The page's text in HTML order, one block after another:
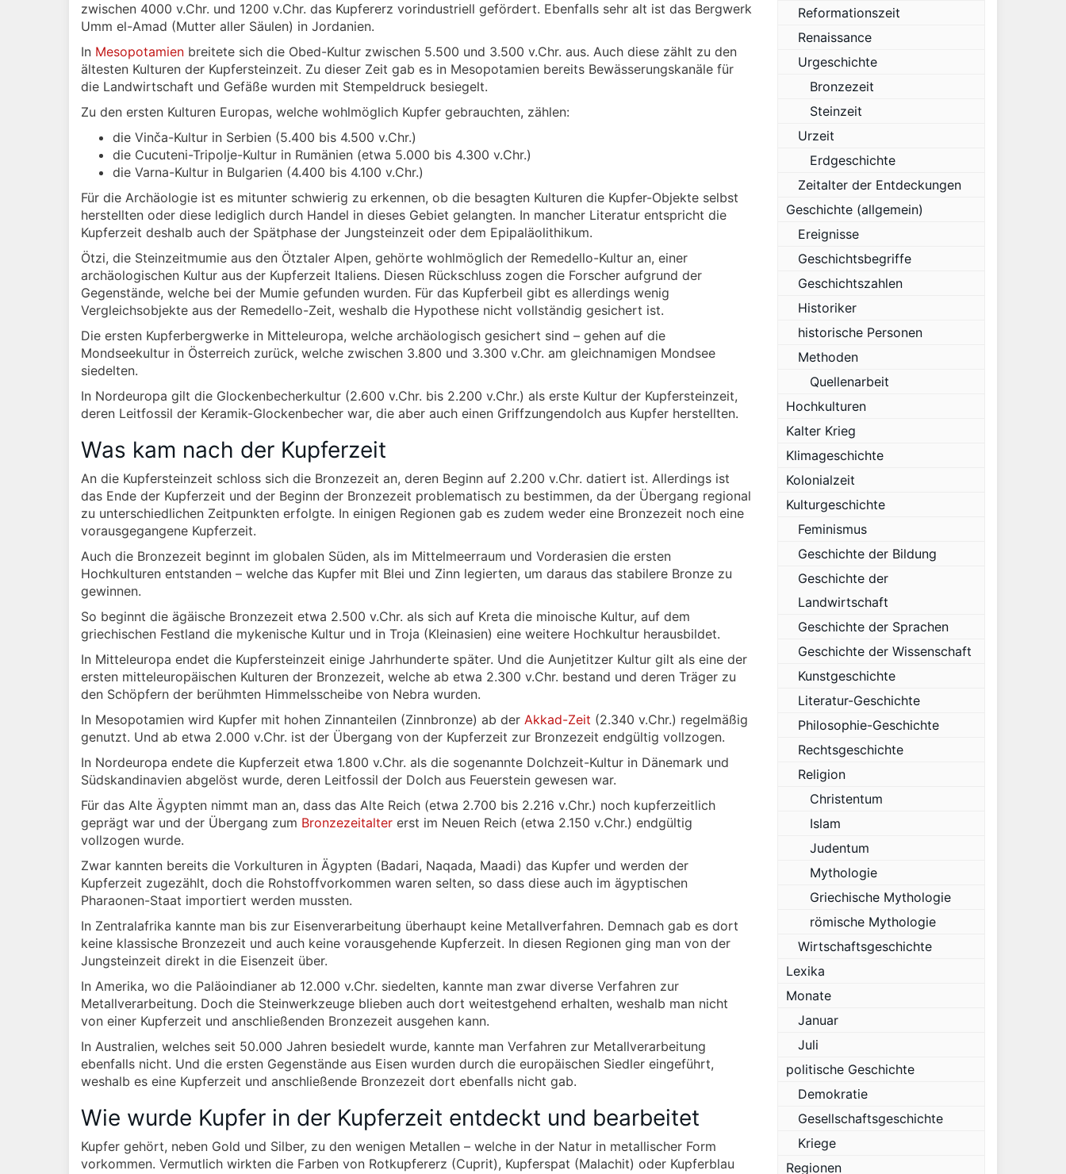
zwischen 4000 v.Chr. und 1200 v.Chr. das Kupfererz vorindustriell gefördert. Ebenfalls sehr alt ist das Bergwerk
Umm el-Amad (Mutter aller Säulen) in Jordanien.
In Mesopotamien breitete sich die Obed-Kultur zwischen 5.500 und 3.500 v.Chr. aus. Auch diese zählt zu den
ältesten Kulturen der Kupfersteinzeit. Zu dieser Zeit gab es in Mesopotamien bereits Bewässerungskanäle für
die Landwirtschaft und Gefäße wurden mit Stempeldruck besiegelt.
Zu den ersten Kulturen Europas, welche wohlmöglich Kupfer gebrauchten, zählen:
die Vinča-Kultur in Serbien (5.400 bis 4.500 v.Chr.)
die Cucuteni-Tripolje-Kultur in Rumänien (etwa 5.000 bis 4.300 v.Chr.)
die Varna-Kultur in Bulgarien (4.400 bis 4.100 v.Chr.)
Für die Archäologie ist es mitunter schwierig zu erkennen, ob die besagten Kulturen die Kupfer-Objekte selbst
herstellten oder diese lediglich durch Handel in dieses Gebiet gelangten. In mancher Literatur entspricht die
Kupferzeit deshalb auch der Spätphase der Jungsteinzeit oder dem Epipaläolithikum.
Ötzi, die Steinzeitmumie aus den Ötztaler Alpen, gehörte wohlmöglich der Remedello-Kultur an, einer
archäologischen Kultur aus der Kupferzeit Italiens. Diesen Rückschluss zogen die Forscher aufgrund der
Gegenstände, welche bei der Mumie gefunden wurden. Für das Kupferbeil gibt es allerdings wenig
Vergleichsobjekte aus der Remedello-Zeit, weshalb die Hypothese nicht vollständig gesichert ist.
Die ersten Kupferbergwerke in Mitteleuropa, welche archäologisch gesichert sind – gehen auf die
Mondseekultur in Österreich zurück, welche zwischen 3.800 und 3.300 v.Chr. am gleichnamigen Mondsee
siedelten.
In Nordeuropa gilt die Glockenbecherkultur (2.600 v.Chr. bis 2.200 v.Chr.) als erste Kultur der Kupfersteinzeit,
deren Leitfossil der Keramik-Glockenbecher war, die aber auch einen Griffzungendolch aus Kupfer herstellten.
Was kam nach der Kupferzeit
An die Kupfersteinzeit schloss sich die Bronzezeit an, deren Beginn auf 2.200 v.Chr. datiert ist. Allerdings ist
das Ende der Kupferzeit und der Beginn der Bronzezeit problematisch zu bestimmen, da der Übergang regional
zu unterschiedlichen Zeitpunkten erfolgte. In einigen Regionen gab es zudem weder eine Bronzezeit noch eine
vorausgegangene Kupferzeit.
Auch die Bronzezeit beginnt im globalen Süden, als im Mittelmeerraum und Vorderasien die ersten
Hochkulturen entstanden – welche das Kupfer mit Blei und Zinn legierten, um daraus das stabilere Bronze zu
gewinnen.
So beginnt die ägäische Bronzezeit etwa 2.500 v.Chr. als sich auf Kreta die minoische Kultur, auf dem
griechischen Festland die mykenische Kultur und in Troja (Kleinasien) eine weitere Hochkultur herausbildet.
In Mitteleuropa endet die Kupfersteinzeit einige Jahrhunderte später. Und die Aunjetitzer Kultur gilt als eine der
ersten mitteleuropäischen Kulturen der Bronzezeit, welche ab etwa 2.300 v.Chr. bestand und deren Träger zu
den Schöpfern der berühmten Himmelsscheibe von Nebra wurden.
In Mesopotamien wird Kupfer mit hohen Zinnanteilen (Zinnbronze) ab der Akkad-Zeit (2.340 v.Chr.) regelmäßig
genutzt. Und ab etwa 2.000 v.Chr. ist der Übergang von der Kupferzeit zur Bronzezeit endgültig vollzogen.
In Nordeuropa endete die Kupferzeit etwa 1.800 v.Chr. als die sogenannte Dolchzeit-Kultur in Dänemark und
Südskandinavien abgelöst wurde, deren Leitfossil der Dolch aus Feuerstein gewesen war.
Für das Alte Ägypten nimmt man an, dass das Alte Reich (etwa 2.700 bis 2.216 v.Chr.) noch kupferzeitlich
geprägt war und der Übergang zum Bronzezeitalter erst im Neuen Reich (etwa 2.150 v.Chr.) endgültig
vollzogen wurde.
Zwar kannten bereits die Vorkulturen in Ägypten (Badari, Naqada, Maadi) das Kupfer und werden der
Kupferzeit zugezählt, doch die Rohstoffvorkommen waren selten, so dass diese auch im ägyptischen
Pharaonen-Staat importiert werden mussten.
In Zentralafrika kannte man bis zur Eisenverarbeitung überhaupt keine Metallverfahren. Demnach gab es dort
keine klassische Bronzezeit und auch keine vorausgehende Kupferzeit. In diesen Regionen ging man von der
Jungsteinzeit direkt in die Eisenzeit über.
In Amerika, wo die Paläoindianer ab 12.000 v.Chr. siedelten, kannte man zwar diverse Verfahren zur
Metallverarbeitung. Doch die Steinwerkzeuge blieben auch dort weitestgehend erhalten, weshalb man nicht
von einer Kupferzeit und anschließenden Bronzezeit ausgehen kann.
In Australien, welches seit 50.000 Jahren besiedelt wurde, kannte man Verfahren zur Metallverarbeitung
ebenfalls nicht. Und die ersten Gegenstände aus Eisen wurden durch die europäischen Siedler eingeführt,
weshalb es eine Kupferzeit und anschließende Bronzezeit dort ebenfalls nicht gab.
Wie wurde Kupfer in der Kupferzeit entdeckt und bearbeitet
Kupfer gehört, neben Gold und Silber, zu den wenigen Metallen – welche in der Natur in metallischer Form
vorkommen. Vermutlich wirkten die Farben von Rotkupfererz (Cuprit), Kupferspat (Malachit) oder Kupferblau
Reformationszeit
Renaissance
Urgeschichte
Bronzezeit
Steinzeit
Urzeit
Erdgeschichte
Zeitalter der Entdeckungen
Geschichte (allgemein)
Ereignisse
Geschichtsbegriffe
Geschichtszahlen
Historiker
historische Personen
Methoden
Quellenarbeit
Hochkulturen
Kalter Krieg
Klimageschichte
Kolonialzeit
Kulturgeschichte
Feminismus
Geschichte der Bildung
Geschichte der
Landwirtschaft
Geschichte der Sprachen
Geschichte der Wissenschaft
Kunstgeschichte
Literatur-Geschichte
Philosophie-Geschichte
Rechtsgeschichte
Religion
Christentum
Islam
Judentum
Mythologie
Griechische Mythologie
römische Mythologie
Wirtschaftsgeschichte
Lexika
Monate
Januar
Juli
politische Geschichte
Demokratie
Gesellschaftsgeschichte
Kriege
Regionen